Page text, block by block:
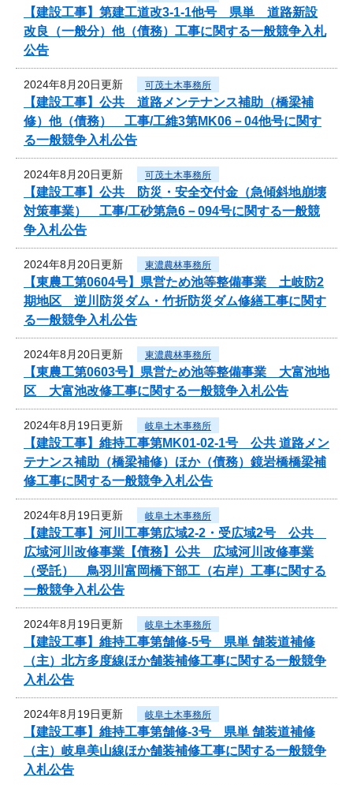
【建設工事】第建工道改3-1-1他号 県単 道路新設
改良（一般分）他（債務）工事に関する一般競争入札
公告
2024年8月20日更新 可茂土木事務所
【建設工事】公共 道路メンテナンス補助（橋梁補
修）他（債務） 工事/工維3第MK06－04他号に関す
る一般競争入札公告
2024年8月20日更新 可茂土木事務所
【建設工事】公共 防災・安全交付金（急傾斜地崩壊
対策事業） 工事/工砂第急6－094号に関する一般競
争入札公告
2024年8月20日更新 東濃農林事務所
【東農工第0604号】県営ため池等整備事業 土岐防2
期地区 逆川防災ダム・竹折防災ダム修繕工事に関す
る一般競争入札公告
2024年8月20日更新 東濃農林事務所
【東農工第0603号】県営ため池等整備事業 大富池地
区 大富池改修工事に関する一般競争入札公告
2024年8月19日更新 岐阜土木事務所
【建設工事】維持工事第MK01-02-1号 公共 道路メン
テナンス補助（橋梁補修）ほか（債務）鏡岩橋橋梁補
修工事に関する一般競争入札公告
2024年8月19日更新 岐阜土木事務所
【建設工事】河川工事第広域2-2・受広域2号 公共
広域河川改修事業【債務】公共 広域河川改修事業
（受託） 鳥羽川富岡橋下部工（右岸）工事に関する
一般競争入札公告
2024年8月19日更新 岐阜土木事務所
【建設工事】維持工事第舗修-5号 県単 舗装道補修
（主）北方多度線ほか舗装補修工事に関する一般競争
入札公告
2024年8月19日更新 岐阜土木事務所
【建設工事】維持工事第舗修-3号 県単 舗装道補修
（主）岐阜美山線ほか舗装補修工事に関する一般競争
入札公告